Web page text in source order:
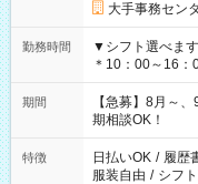
大手事務セン
勤務時間
▼シフト選べま
＊10：00～16
11：00～19：
期間
【急募】8月～
期相談OK！
特徴 日払いOK / 履歴
服装自由 / シフ